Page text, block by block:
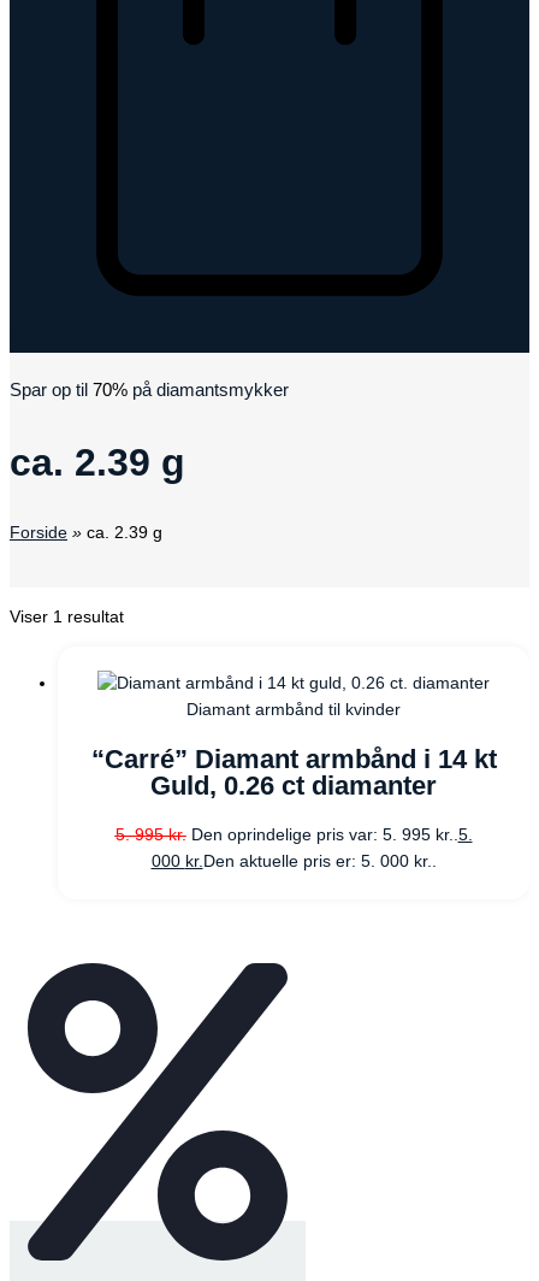
Spar op til 70% på diamantsmykker
ca. 2.39 g
Forside » ca. 2.39 g
Viser 1 resultat
Diamant armbånd til kvinder
“Carré” Diamant armbånd i 14 kt
Guld, 0.26 ct diamanter
5. 995kr. Den oprindelige pris var: 5. 995 kr.. 5.
000 kr. Den aktuelle pris er: 5. 000 kr..